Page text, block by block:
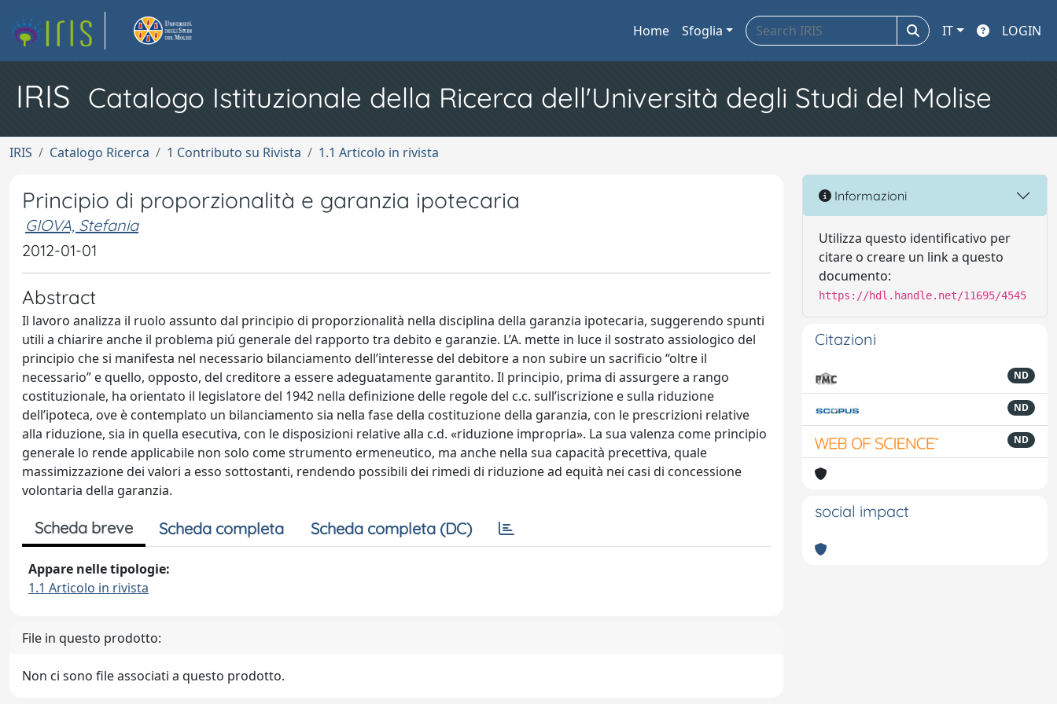
Home Sfoglia IT LOGIN
IRIS Catalogo Istituzionale della Ricerca dell'Università degli Studi del Molise
IRIS Catalogo Ricerca 1 Contributo su Rivista 1.1 Articolo in rivista
Principio di proporzionalità e garanzia ipotecaria
GIOVA, Stefania
2012-01-01
Abstract
Il lavoro analizza il ruolo assunto dal principio di proporzionalità nella disciplina della garanzia ipotecaria, suggerendo spunti
utili a chiarire anche il problema piú generale del rapporto tra debito e garanzie. L’A. mette in luce il sostrato assiologico del
principio che si manifesta nel necessario bilanciamento dell’interesse del debitore a non subire un sacrificio “oltre il
necessario” e quello, opposto, del creditore a essere adeguatamente garantito. Il principio, prima di assurgere a rango
costituzionale, ha orientato il legislatore del 1942 nella definizione delle regole del c.c. sull’iscrizione e sulla riduzione
dell’ipoteca, ove è contemplato un bilanciamento sia nella fase della costituzione della garanzia, con le prescrizioni relative
alla riduzione, sia in quella esecutiva, con le disposizioni relative alla c.d. «riduzione impropria». La sua valenza come principio
generale lo rende applicabile non solo come strumento ermeneutico, ma anche nella sua capacità precettiva, quale
massimizzazione dei valori a esso sottostanti, rendendo possibili dei rimedi di riduzione ad equità nei casi di concessione
volontaria della garanzia.
Scheda breve Scheda completa Scheda completa (DC)
Appare nelle tipologie:
1.1 Articolo in rivista
File in questo prodotto:
Non ci sono file associati a questo prodotto.
Informazioni
Utilizza questo identificativo per
citare o creare un link a questo
documento:
https://hdl.handle.net/11695/4545
Citazioni
ND
ND
ND
social impact